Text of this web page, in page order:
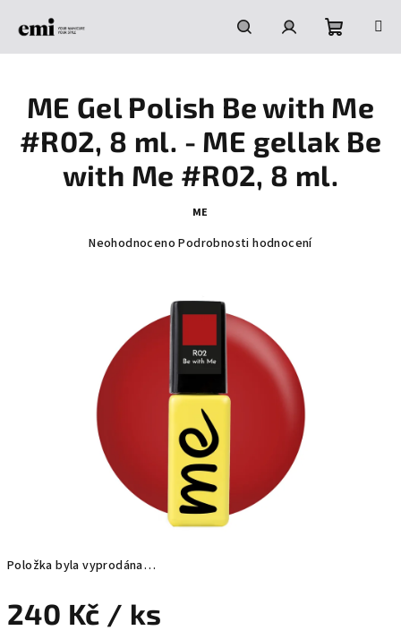
HledatPřihlášeníNákupní
košík
Položka byla vyprodána…
240 Kč / ks
ME Gel Polish Be with Me
#R02, 8 ml. - ME gellak Be
with Me #R02, 8 ml.
ME
Průměrné
hvězdiček.
Neohodnoceno Podrobnosti hodnocení